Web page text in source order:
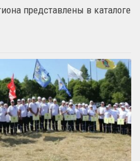
представлены в каталоге